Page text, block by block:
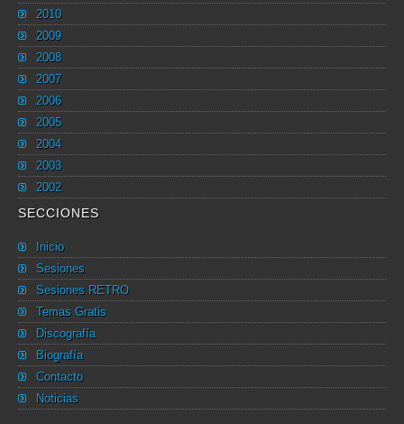
2010
2009
2008
2007
2006
2005
2004
2003
2002
SECCIONES
Inicio
Sesiones
Sesiones RETRO
Temas Gratis
Discografía
Biografía
Contacto
Noticias